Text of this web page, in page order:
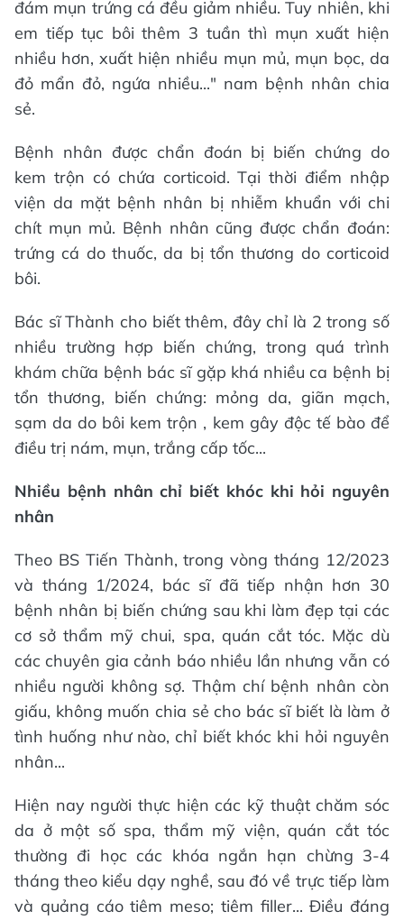
đám mụn trứng cá đều giảm nhiều. Tuy nhiên, khi
em tiếp tục bôi thêm 3 tuần thì mụn xuất hiện
nhiều hơn, xuất hiện nhiều mụn mủ, mụn bọc, da
đỏ mẩn đỏ, ngứa nhiều..." nam bệnh nhân chia
sẻ.
Bệnh nhân được chẩn đoán bị biến chứng do
kem trộn có chứa corticoid. Tại thời điểm nhập
viện da mặt bệnh nhân bị nhiễm khuẩn với chi
chít mụn mủ. Bệnh nhân cũng được chẩn đoán:
trứng cá do thuốc, da bị tổn thương do corticoid
bôi.
Bác sĩ Thành cho biết thêm, đây chỉ là 2 trong số
nhiều trường hợp biến chứng, trong quá trình
khám chữa bệnh bác sĩ gặp khá nhiều ca bệnh bị
tổn thương, biến chứng: mỏng da, giãn mạch,
sạm da do bôi kem trộn , kem gây độc tế bào để
điều trị nám, mụn, trắng cấp tốc...
Nhiều bệnh nhân chỉ biết khóc khi hỏi nguyên
nhân
Theo BS Tiến Thành, trong vòng tháng 12/2023
và tháng 1/2024, bác sĩ đã tiếp nhận hơn 30
bệnh nhân bị biến chứng sau khi làm đẹp tại các
cơ sở thẩm mỹ chui, spa, quán cắt tóc. Mặc dù
các chuyên gia cảnh báo nhiều lần nhưng vẫn có
nhiều người không sợ. Thậm chí bệnh nhân còn
giấu, không muốn chia sẻ cho bác sĩ biết là làm ở
tình huống như nào, chỉ biết khóc khi hỏi nguyên
nhân...
Hiện nay người thực hiện các kỹ thuật chăm sóc
da ở một số spa, thẩm mỹ viện, quán cắt tóc
thường đi học các khóa ngắn hạn chừng 3-4
tháng theo kiểu dạy nghề, sau đó về trực tiếp làm
và quảng cáo tiêm meso; tiêm filler... Điều đáng